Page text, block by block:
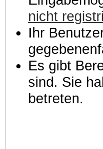
nicht
Ihr
Es gibt
sind. Sie
betreten.